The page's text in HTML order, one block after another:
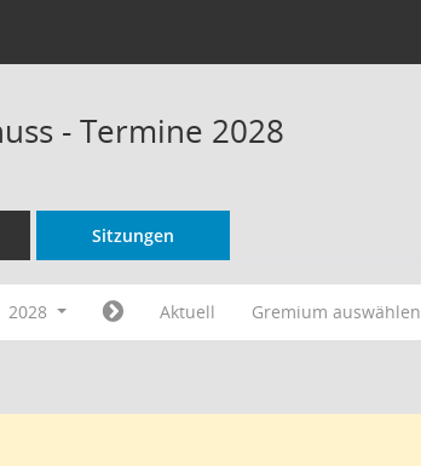
- Termine 2028
Sitzungen
2028 Aktuell Gremium auswählen